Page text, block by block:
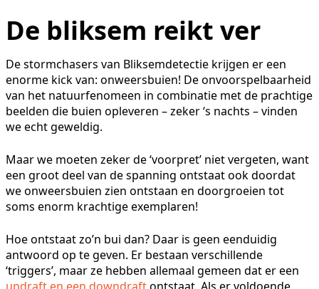
De bliksem reikt ver
De stormchasers van Bliksemdetectie krijgen er een
enorme kick van: onweersbuien! De onvoorspelbaarheid
van het natuurfenomeen in combinatie met de prachtige
beelden die buien opleveren – zeker ‘s nachts – vinden
we echt geweldig.
Maar we moeten zeker de ‘voorpret’ niet vergeten, want
een groot deel van de spanning ontstaat ook doordat
we onweersbuien zien ontstaan en doorgroeien tot
soms enorm krachtige exemplaren!
Hoe ontstaat zo’n bui dan? Daar is geen eenduidig
antwoord op te geven. Er bestaan verschillende
‘triggers’, maar ze hebben allemaal gemeen dat er een